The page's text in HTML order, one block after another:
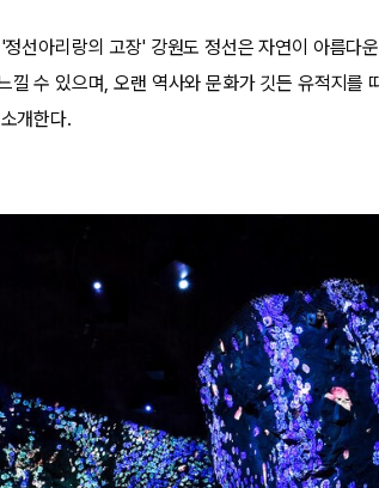
선아리랑의 고장' 강원도 정선은 자연이 아름다
낄 수 있으며, 오랜 역사와 문화가 깃든 유적지를
개한다.